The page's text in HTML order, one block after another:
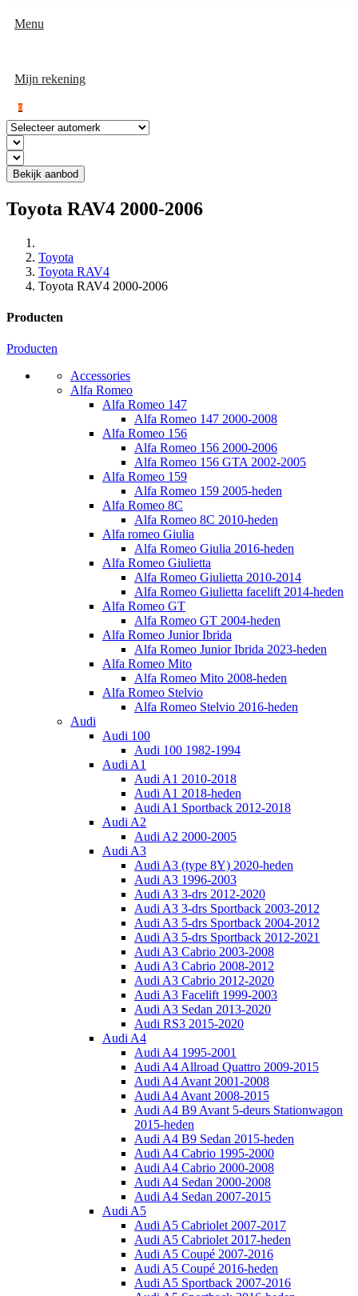
Menu
Mijn rekening
0
Bekijk aanbod
Toyota RAV4 2000-2006
Toyota
Toyota RAV4
Toyota RAV4 2000-2006
Producten
Producten
Accessories
Alfa Romeo
Alfa Romeo 147
Alfa Romeo 147 2000-2008
Alfa Romeo 156
Alfa Romeo 156 2000-2006
Alfa Romeo 156 GTA 2002-2005
Alfa Romeo 159
Alfa Romeo 159 2005-heden
Alfa Romeo 8C
Alfa Romeo 8C 2010-heden
Alfa romeo Giulia
Alfa Romeo Giulia 2016-heden
Alfa Romeo Giulietta
Alfa Romeo Giulietta 2010-2014
Alfa Romeo Giulietta facelift 2014-heden
Alfa Romeo GT
Alfa Romeo GT 2004-heden
Alfa Romeo Junior Ibrida
Alfa Romeo Junior Ibrida 2023-heden
Alfa Romeo Mito
Alfa Romeo Mito 2008-heden
Alfa Romeo Stelvio
Alfa Romeo Stelvio 2016-heden
Audi
Audi 100
Audi 100 1982-1994
Audi A1
Audi A1 2010-2018
Audi A1 2018-heden
Audi A1 Sportback 2012-2018
Audi A2
Audi A2 2000-2005
Audi A3
Audi A3 (type 8Y) 2020-heden
Audi A3 1996-2003
Audi A3 3-drs 2012-2020
Audi A3 3-drs Sportback 2003-2012
Audi A3 5-drs Sportback 2004-2012
Audi A3 5-drs Sportback 2012-2021
Audi A3 Cabrio 2003-2008
Audi A3 Cabrio 2008-2012
Audi A3 Cabrio 2012-2020
Audi A3 Facelift 1999-2003
Audi A3 Sedan 2013-2020
Audi RS3 2015-2020
Audi A4
Audi A4 1995-2001
Audi A4 Allroad Quattro 2009-2015
Audi A4 Avant 2001-2008
Audi A4 Avant 2008-2015
Audi A4 B9 Avant 5-deurs Stationwagon
2015-heden
Audi A4 B9 Sedan 2015-heden
Audi A4 Cabrio 1995-2000
Audi A4 Cabrio 2000-2008
Audi A4 Sedan 2000-2008
Audi A4 Sedan 2007-2015
Audi A5
Audi A5 Cabriolet 2007-2017
Audi A5 Cabriolet 2017-heden
Audi A5 Coupé 2007-2016
Audi A5 Coupé 2016-heden
Audi A5 Sportback 2007-2016